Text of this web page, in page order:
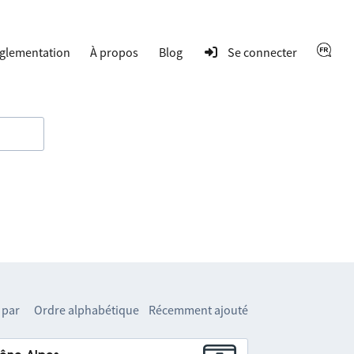
À propos Blog Se connecter
Ordre alphabétique Récemment ajouté